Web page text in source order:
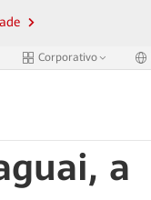
Corporativo
a